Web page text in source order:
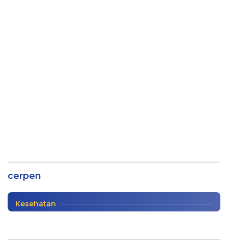
cerpen
Memperhatikanmu
Cerpen ,
Kesehatan